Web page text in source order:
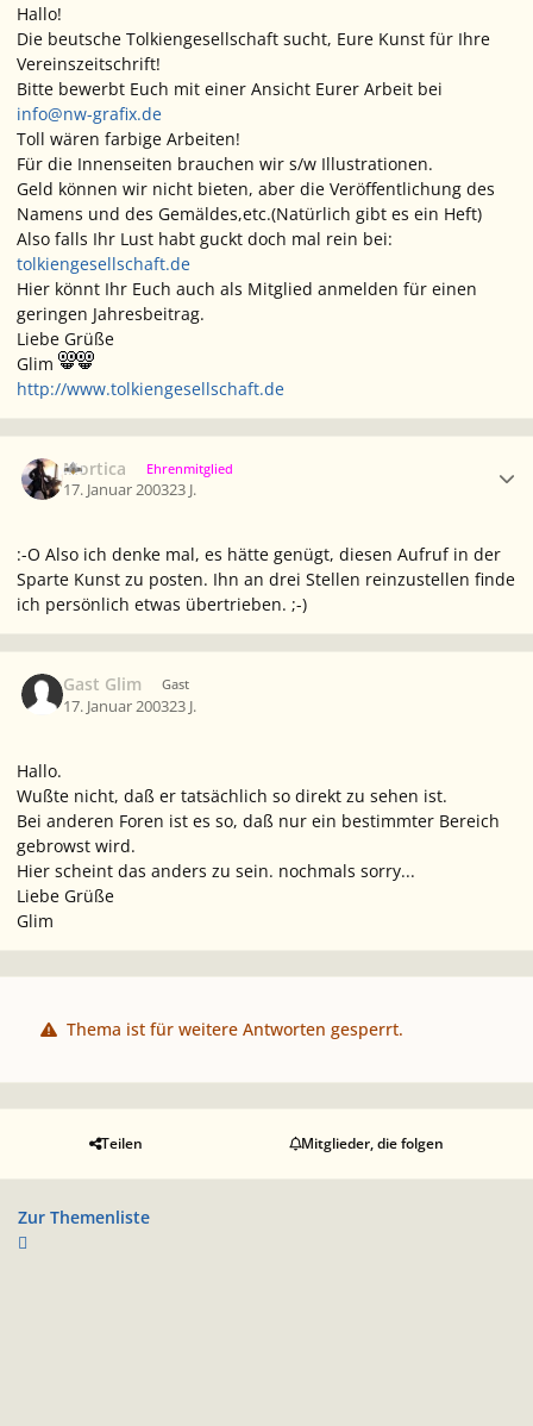
Hallo!
Die beutsche Tolkiengesellschaft sucht, Eure Kunst für Ihre
Vereinszeitschrift!
Bitte bewerbt Euch mit einer Ansicht Eurer Arbeit bei
info@nw-grafix.de
Toll wären farbige Arbeiten!
Für die Innenseiten brauchen wir s/w Illustrationen.
Geld können wir nicht bieten, aber die Veröffentlichung des
Namens und des Gemäldes,etc.(Natürlich gibt es ein Heft)
Also falls Ihr Lust habt guckt doch mal rein bei:
tolkiengesellschaft.de
Hier könnt Ihr Euch auch als Mitglied anmelden für einen
geringen Jahresbeitrag.
Liebe Grüße
Glim
http://www.tolkiengesellschaft.de
Mortica Ehrenmitglied
17. Januar 200323 J.
:-O Also ich denke mal, es hätte genügt, diesen Aufruf in der
Sparte Kunst zu posten. Ihn an drei Stellen reinzustellen finde
ich persönlich etwas übertrieben. ;-)
Gast Glim Gast
17. Januar 200323 J.
Hallo.
Wußte nicht, daß er tatsächlich so direkt zu sehen ist.
Bei anderen Foren ist es so, daß nur ein bestimmter Bereich
gebrowst wird.
Hier scheint das anders zu sein. nochmals sorry...
Liebe Grüße
Glim
Thema ist für weitere Antworten gesperrt.
Teilen Mitglieder, die folgen
Zur Themenliste